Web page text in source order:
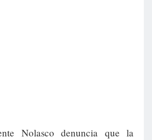
Nolasco denuncia que la